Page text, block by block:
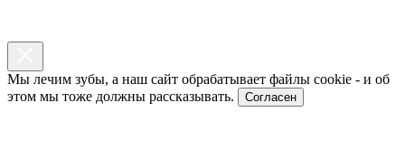
Мы лечим зубы, а наш сайт обрабатывает файлы cookie - и об
этом мы тоже должны рассказывать.
Согласен